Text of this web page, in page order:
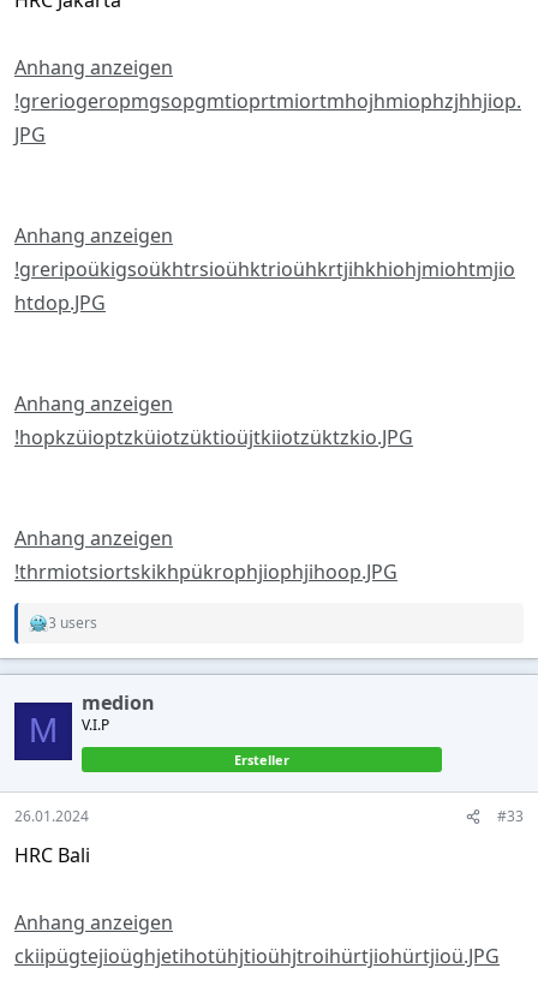
Anhang anzeigen
!greriogeropmgsopgmtioprtmiortmhojhmiophzjhhjiop.
JPG
Anhang anzeigen
!greripoükigsoükhtrsioühktrioühkrtjihkhiohjmiohtmjio
htdop.JPG
Anhang anzeigen
!hopkzüioptzküiotzüktioüjtkiiotzüktzkio.JPG
Anhang anzeigen
!thrmiotsiortskikhpükrophjiophjihoop.JPG
R
a
t
o
n
3 users
M
medion
V.I.P
Ersteller
26.01.2024 #33
HRC Bali
Anhang anzeigen
ckiipügtejioüghjetihotühjtioühjtroihürtjiohürtjioü.JPG